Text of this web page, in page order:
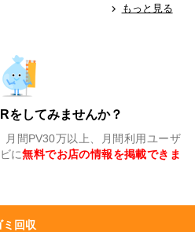
もっと見る
をしてみませんか？
間PV30万以上、月間利用ユーザ
に無料でお店の情報を掲載できま
回収